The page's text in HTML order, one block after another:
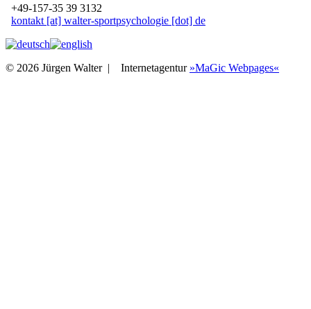
+49-157-35 39 3132
kontakt [at] walter-sportpsychologie [dot] de
© 2026 Jürgen Walter | Internetagentur »MaGic Webpages«